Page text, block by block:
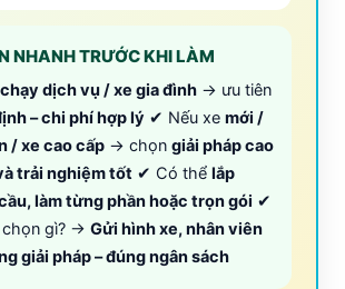
NHANH TRƯỚC KHI LÀM
chạy dịch vụ / xe gia đình → ưu tiên
– chi phí hợp lý ✔ Nếu xe mới /
/ xe cao cấp → chọn giải pháp cao
trải nghiệm tốt ✔ Có thể lắp
làm từng phần hoặc trọn gói ✔
gì? → Gửi hình xe, nhân viên
giải pháp – đúng ngân sách